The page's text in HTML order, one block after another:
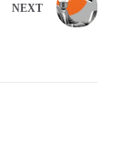
NEXT